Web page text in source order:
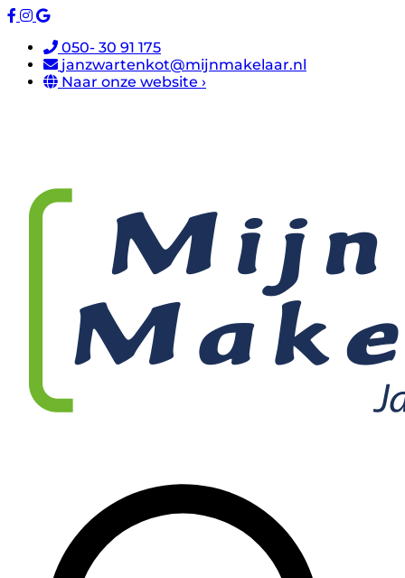
050- 30 91 175
janzwartenkot@mijnmakelaar.nl
Naar onze website ›